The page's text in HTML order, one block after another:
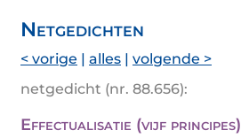
Netgedichten
< vorige | alles | volgende >
netgedicht (nr. 88.656):
Effectualisatie (vijf principes)